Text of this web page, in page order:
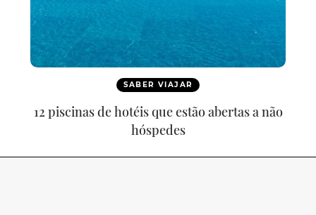
SABER VIAJAR
12 piscinas de hotéis que estão abertas a não
hóspedes